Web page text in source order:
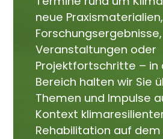
neue Praxismaterialien,
Forschungsergebnisse,
Veranstaltungen oder
Projektfortschritte – in
Bereich halten wir Sie
Themen und Impulse
Kontext
Rehabilitation auf dem